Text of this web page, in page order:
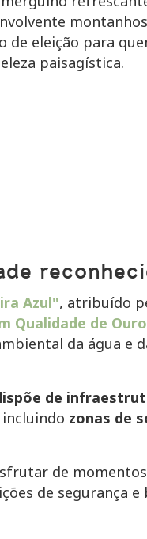
eleição para
paisagística.
Azul", atribuído
Qualidade de
da água e
de
zonas de
de
de segurança e